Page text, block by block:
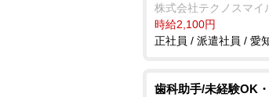
株式会社テクノスマイ
時給2,100円
正社員 / 派遣社員 / 愛
歯科助手/未経験OK